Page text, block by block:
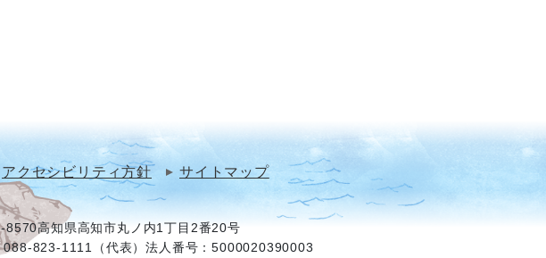
アクセシビリティ方針 サイトマップ
8570高知県高知市丸ノ内1丁目2番20号
088-823-1111（代表）法人番号：5000020390003